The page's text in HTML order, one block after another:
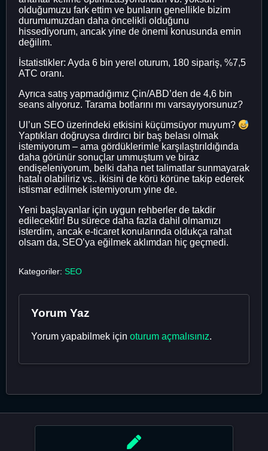
olduğumuzu fark ettim ve bunların genellikle bizim
durumumuzdan daha öncelikli olduğunu
hissediyorum, ancak yine de önemi konusunda emin
değilim.
İstatistikler: Ayda 6 bin yerel oturum, 180 sipariş, %7,5
ATC oranı.
Ayrıca satış yapmadığımız Çin/ABD’den de 4,6 bin
seans alıyoruz. Tarama botlarını mı varsayıyorsunuz?
Ul’un SEO üzerindeki etkisini küçümsüyor muyum?
Yaptıkları doğruysa dırdırcı bir baş belası olmak
istemiyorum – ama gördüklerimle karşılaştırıldığında
daha görünür sonuçlar ummuştum ve biraz
endişeleniyorum, belki daha net talimatlar sunmayarak
hatalı olabiliriz vs.. ikisini de körü körüne takip ederek
istismar edilmek istemiyorum yine de.
Yeni başlayanlar için uygun rehberler de takdir
edilecektir! Bu sürece daha fazla dahil olmamızı
isterdim, ancak e-ticaret konularında oldukça rahat
olsam da, SEO’ya eğilmek aklımdan hiç geçmedi.
Kategoriler: SEO
Yorum Yaz
Yorum yapabilmek için oturum açmalısınız.